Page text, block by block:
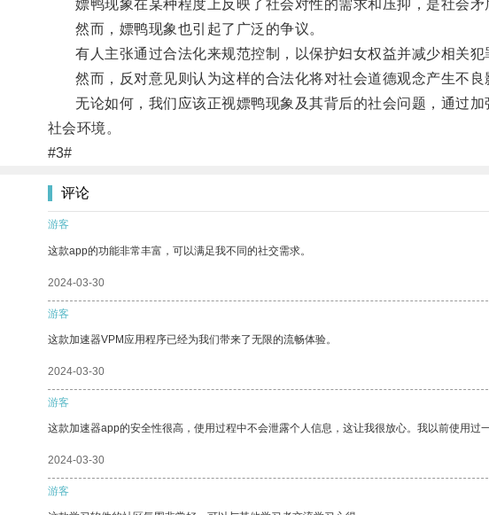
嫖鸭现象在某种程度上反映了社会对性的需求和压抑，是社会矛
然而，嫖鸭现象也引起了广泛的争议。
有人主张通过合法化来规范控制，以保护妇女权益并减少相关犯
然而，反对意见则认为这样的合法化将对社会道德观念产生不良
无论如何，我们应该正视嫖鸭现象及其背后的社会问题，通过加
社会环境。
#3#
评论
游客
这款app的功能非常丰富，可以满足我不同的社交需求。
2024-03-30
游客
这款加速器VPM应用程序已经为我们带来了无限的流畅体验。
2024-03-30
游客
这款加速器app的安全性很高，使用过程中不会泄露个人信息，这让我很放心。我以前使用过
2024-03-30
游客